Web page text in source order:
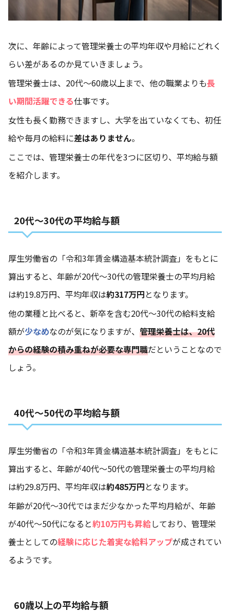
次に、年齢によって管理栄養士の平均年収や月給にどれく
らい差があるのか見ていきましょう。
管理栄養士は、20代～60歳以上まで、他の職業よりも長
い期間活躍できる仕事です。
女性も長く勤務できますし、大学を出ていなくても、初任
給や毎月の給料に差はありません。
ここでは、管理栄養士の年代を3つに区切り、平均給与額
を紹介します。
20代～30代の平均給与額
厚生労働省の 「令和3年賃金構造基本統計調査」 をもとに
算出すると、年齢が20代～30代の管理栄養士の平均月給
は約19.8万円、平均年収は約317万円となります。
他の業種と比べると、新卒を含む20代～30代の給料支給
額が少なめなのが気になりますが、 管理栄養士は、20代
からの経験の積み重ねが必要な専門職だということなので
しょう。
40代～50代の平均給与額
厚生労働省の 「令和3年賃金構造基本統計調査」 をもとに
算出すると、年齢が40代～50代の管理栄養士の平均月給
は約29.8万円、平均年収は約485万円となります。
年齢が20代～30代ではまだ少なかった平均月給が、年齢
が40代～50代になると約10万円も昇給しており、管理栄
養士としての経験に応じた着実な給料アップが成されてい
るようです。
60歳以上の平均給与額